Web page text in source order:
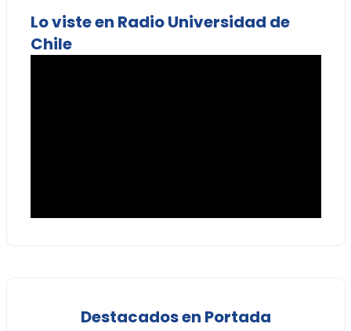
Lo viste en Radio Universidad de
Chile
Destacados en Portada